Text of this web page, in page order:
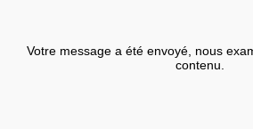
Votre message a été envoyé, nous
contenu.